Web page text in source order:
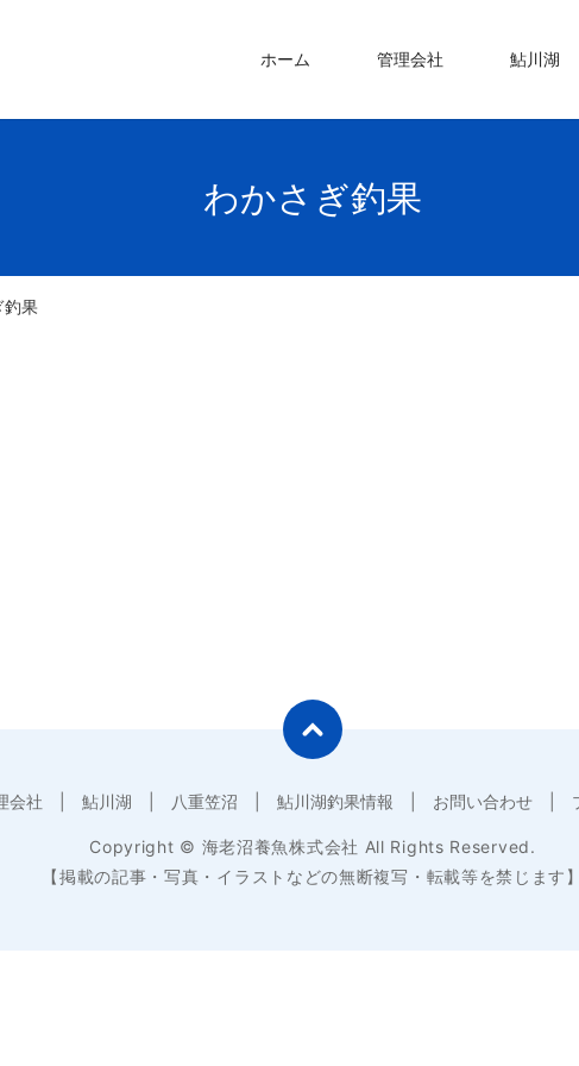
ホーム 管理会社 鮎川湖
わかさぎ釣果
釣果
会社 鮎川湖 八重笠沼 鮎川湖釣果情報 お問い合わせ
Copyright © 海老沼養魚株式会社 All Rights Reserved.
【掲載の記事・写真・イラストなどの無断複写・転載等を禁じます】